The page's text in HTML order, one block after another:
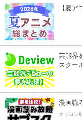
【夏
芸能界
スクー
漫画読
オリコン